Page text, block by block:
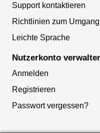
Support kontaktieren
Richtlinien zum
Leichte Sprache
Nutzerkonto
Anmelden
Registrieren
Passwort vergessen?